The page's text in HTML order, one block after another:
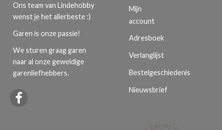
Ons team van Lindehobby
wenst je het allerbeste :)
Garen is onze passie!
We sturen graag garen
naar al onze geweldige
garenliefhebbers.
Mijn
account
Adresboek
Verlanglijst
Bestelgeschiedenis
Nieuwsbrief